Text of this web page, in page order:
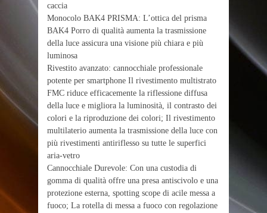
caccia
Monocolo BAK4 PRISMA: L’ottica del prisma
BAK4 Porro di qualità aumenta la trasmissione
della luce assicura una visione più chiara e più
luminosa
Rivestito avanzato: cannocchiale professionale
potente per smartphone Il rivestimento multistrato
FMC riduce efficacemente la riflessione diffusa
della luce e migliora la luminosità, il contrasto dei
colori e la riproduzione dei colori; Il rivestimento
multilaterio aumenta la trasmissione della luce con
più rivestimenti antiriflesso su tutte le superfici
aria-vetro
Cannocchiale Durevole: Con una custodia di
gomma di qualità offre una presa antiscivolo e una
protezione esterna, spotting scope di acile messa a
fuoco; La rotella di messa a fuoco con regolazione